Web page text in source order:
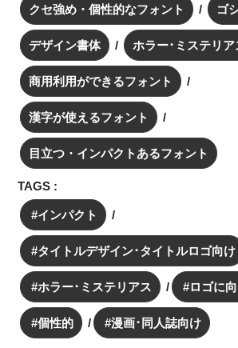
クセ強め・個性的なフォント ゴ
デザイン書体 ホラー･ミステリア
商用利用ができるフォント
漢字が使えるフォント
目立つ・インパクトあるフォント
TAGS :
インパクト
タイトルデザイン･タイトルロゴ向け
ホラー･ミステリアス ロゴに
個性的 漫画･同人誌向け